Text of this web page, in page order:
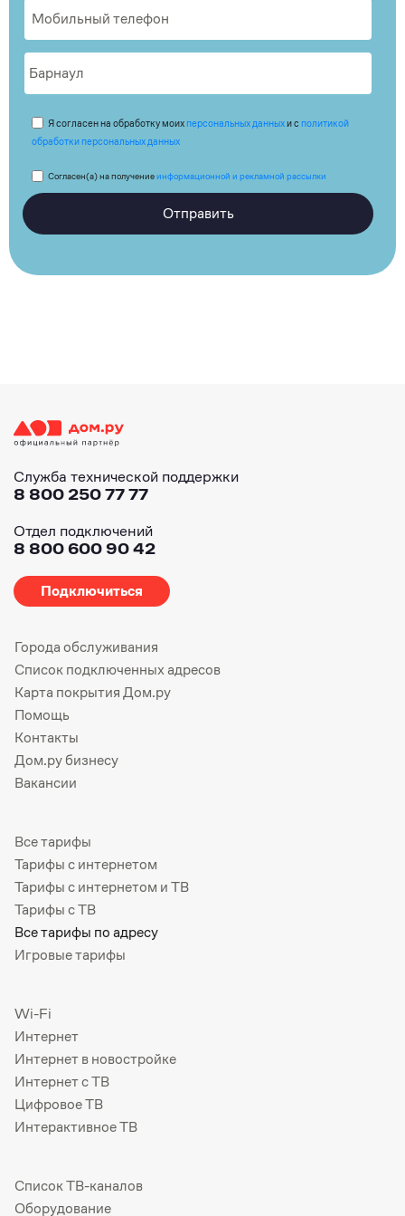
Я согласен на обработку моих персональных данныхи с политикой
обработки персональных данных
Согласен(а) на получениеинформационной и рекламной рассылки
Отправить
Служба технической поддержки
8 800 250 77 77
Отдел подключений
8 800 600 90 42
Подключиться
Города обслуживания
Список подключенных адресов
Карта покрытия Дом.ру
Помощь
Контакты
Дом.ру бизнесу
Вакансии
Все тарифы
Тарифы с интернетом
Тарифы с интернетом и ТВ
Тарифы с ТВ
Все тарифы по адресу
Игровые тарифы
Wi-Fi
Интернет
Интернет в новостройке
Интернет с ТВ
Цифровое ТВ
Интерактивное ТВ
Список ТВ-каналов
Оборудование